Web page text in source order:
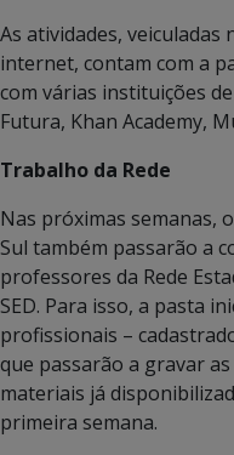
As atividades,
internet, contam com a
com várias instituições
Futura, Khan Academy,
Trabalho da Rede
Nas próximas semanas,
Sul também passarão a
professores da Rede
SED. Para isso, a pasta
profissionais –
que passarão a gravar
materiais já
primeira semana.